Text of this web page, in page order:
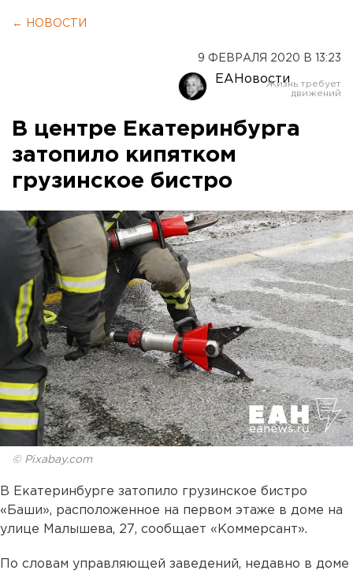
← НОВОСТИ
9 ФЕВРАЛЯ 2020 В 13:23
ЕАНовости
В центре Екатеринбурга
затопило кипятком
грузинское бистро
© Pixabay.com
В Екатеринбурге затопило грузинское бистро
«Баши», расположенное на первом этаже в доме на
улице Малышева, 27, сообщает «Коммерсант».
По словам управляющей заведений, недавно в доме